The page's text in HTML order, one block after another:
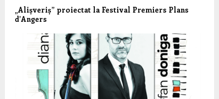
„Alișveriș” proiectat la Festival Premiers Plans
d’Angers